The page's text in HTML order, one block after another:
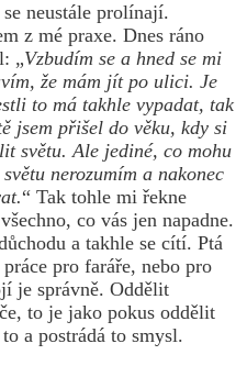
neustále prolínají.
z mé praxe. Dnes ráno
„Vzbudím se a hned se mi
že mám jít po ulici. Je
to má takhle vypadat, tak
jsem přišel do věku, kdy si
světu. Ale jediné, co mohu
nerozumím a nakonec
“ Tak tohle mi řekne
co vás jen napadne.
a takhle se cítí. Ptá
pro faráře, nebo pro
je správně. Oddělit
to je jako pokus oddělit
a postrádá to smysl.